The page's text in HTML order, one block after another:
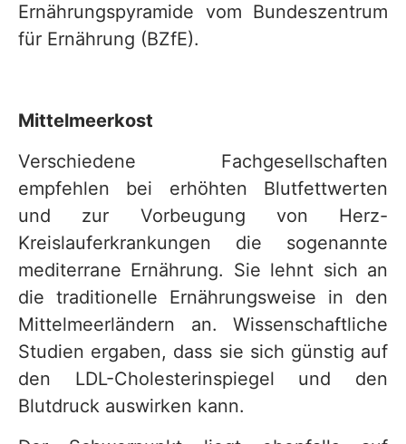
Ernährungspyramide vom Bundeszentrum
für Ernährung (BZfE).
Mittelmeerkost
Verschiedene Fachgesellschaften
empfehlen bei erhöhten Blutfettwerten
und zur Vorbeugung von Herz-
Kreislauferkrankungen die sogenannte
mediterrane Ernährung. Sie lehnt sich an
die traditionelle Ernährungsweise in den
Mittelmeerländern an. Wissenschaftliche
Studien ergaben, dass sie sich günstig auf
den LDL-Cholesterinspiegel und den
Blutdruck auswirken kann.